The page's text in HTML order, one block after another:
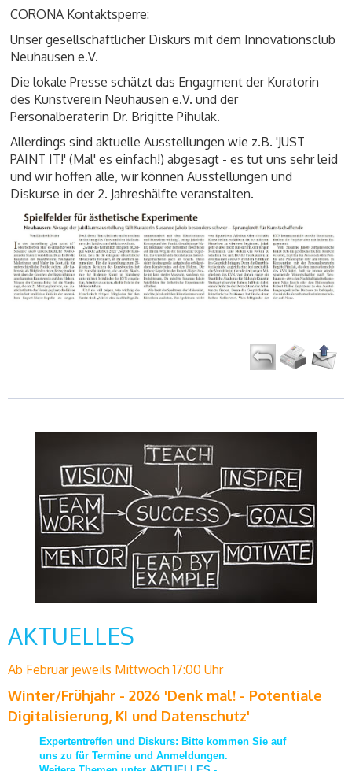
CORONA Kontaktsperre:
Unser gesellschaftlicher Diskurs mit dem Innovationsclub
Neuhausen e.V.
Die lokale Presse schätzt das Engagment der Kuratorin
des Kunstverein Neuhausen e.V. und der
Personalberaterin Dr. Brigitte Pihulak.
Allerdings sind aktuelle Ausstellungen wie z.B. 'JUST
PAINT IT!' (Mal' es einfach!) abgesagt - es tut uns sehr leid
und wir hoffen alle, wir können Ausstellungen und
Diskurse in der 2. Jahreshälfte veranstalten.
AKTUELLES
Ab Februar jeweils Mittwoch 17:00 Uhr
Winter/Frühjahr - 2026 'Denk mal! - Potentiale
Digitalisierung, KI und Datenschutz'
Expertentreffen und Diskurs: Bitte kommen Sie auf
uns zu für Termine und Anmeldungen.